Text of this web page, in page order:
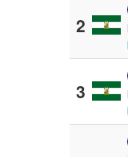
2
3